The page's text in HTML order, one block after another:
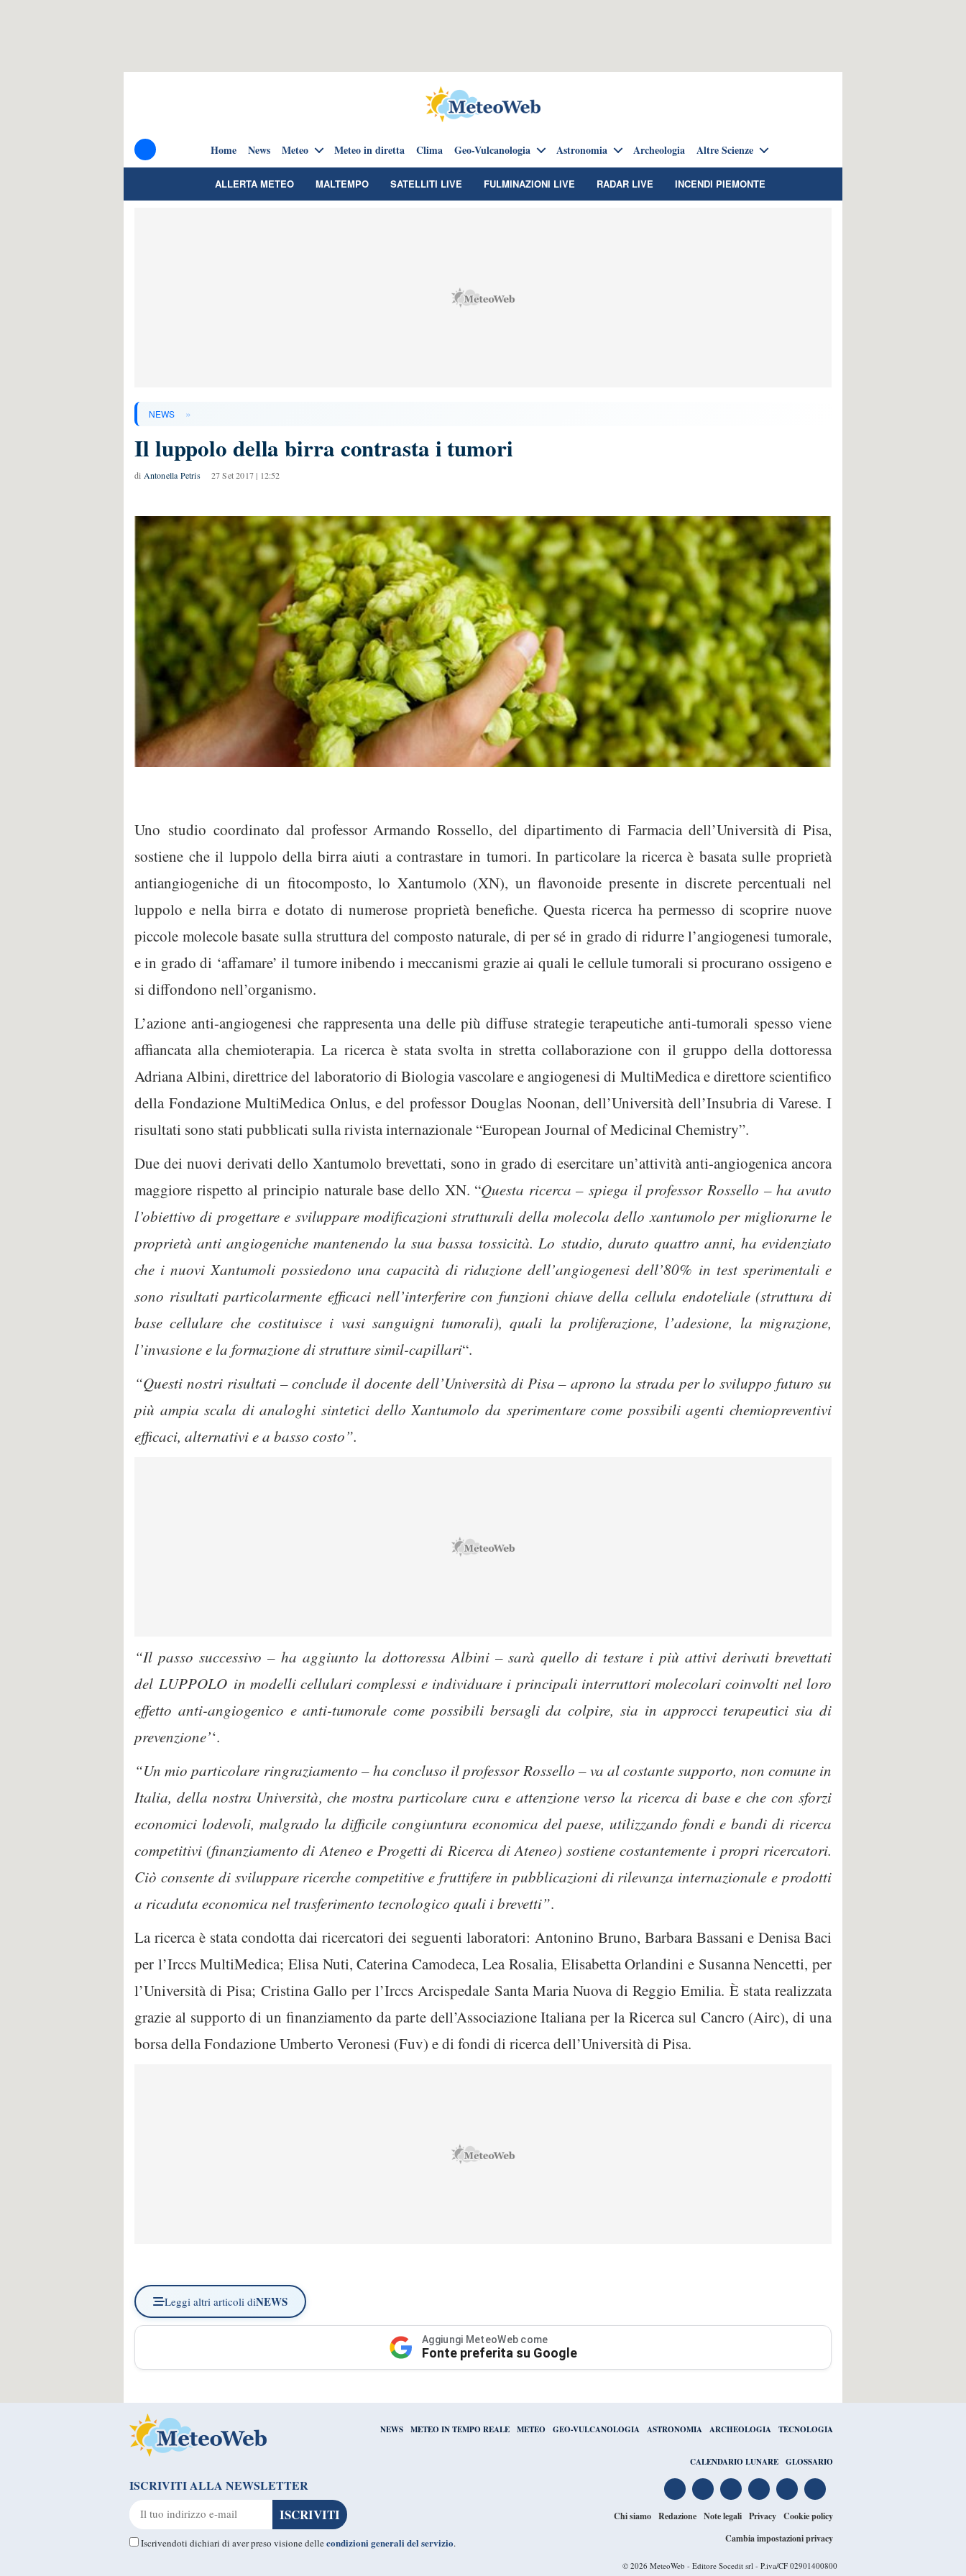
Home News Meteo Meteo in diretta Clima Geo-Vulcanologia Astronomia Archeologia Altre Scienze
ALLERTA METEO MALTEMPO SATELLITI LIVE FULMINAZIONI LIVE RADAR LIVE INCENDI PIEMONTE
NEWS »
Il luppolo della birra contrasta i tumori
di Antonella Petris 27 Set 2017 | 12:52
Uno studio coordinato dal professor Armando Rossello, del dipartimento di Farmacia dell’Università di Pisa,
sostiene che il luppolo della birra aiuti a contrastare in tumori. In particolare la ricerca è basata sulle proprietà
antiangiogeniche di un fitocomposto, lo Xantumolo (XN), un flavonoide presente in discrete percentuali nel
luppolo e nella birra e dotato di numerose proprietà benefiche. Questa ricerca ha permesso di scoprire nuove
piccole molecole basate sulla struttura del composto naturale, di per sé in grado di ridurre l’angiogenesi tumorale,
e in grado di ‘affamare’ il tumore inibendo i meccanismi grazie ai quali le cellule tumorali si procurano ossigeno e
si diffondono nell’organismo.
L’azione anti-angiogenesi che rappresenta una delle più diffuse strategie terapeutiche anti-tumorali spesso viene
affiancata alla chemioterapia. La ricerca è stata svolta in stretta collaborazione con il gruppo della dottoressa
Adriana Albini, direttrice del laboratorio di Biologia vascolare e angiogenesi di MultiMedica e direttore scientifico
della Fondazione MultiMedica Onlus, e del professor Douglas Noonan, dell’Università dell’Insubria di Varese. I
risultati sono stati pubblicati sulla rivista internazionale “European Journal of Medicinal Chemistry”.
Due dei nuovi derivati dello Xantumolo brevettati, sono in grado di esercitare un’attività anti-angiogenica ancora
maggiore rispetto al principio naturale base dello XN. “Questa ricerca – spiega il professor Rossello – ha avuto
l’obiettivo di progettare e sviluppare modificazioni strutturali della molecola dello xantumolo per migliorarne le
proprietà anti angiogeniche mantenendo la sua bassa tossicità. Lo studio, durato quattro anni, ha evidenziato
che i nuovi Xantumoli possiedono una capacità di riduzione dell’angiogenesi dell’80% in test sperimentali e
sono risultati particolarmente efficaci nell’interferire con funzioni chiave della cellula endoteliale (struttura di
base cellulare che costituisce i vasi sanguigni tumorali), quali la proliferazione, l’adesione, la migrazione,
l’invasione e la formazione di strutture simil-capillari“.
“Questi nostri risultati – conclude il docente dell’Università di Pisa – aprono la strada per lo sviluppo futuro su
più ampia scala di analoghi sintetici dello Xantumolo da sperimentare come possibili agenti chemiopreventivi
efficaci, alternativi e a basso costo”.
“Il passo successivo – ha aggiunto la dottoressa Albini – sarà quello di testare i più attivi derivati brevettati
del LUPPOLO in modelli cellulari complessi e individuare i principali interruttori molecolari coinvolti nel loro
effetto anti-angiogenico e anti-tumorale come possibili bersagli da colpire, sia in approcci terapeutici sia di
prevenzione’‘.
“Un mio particolare ringraziamento – ha concluso il professor Rossello – va al costante supporto, non comune in
Italia, della nostra Università, che mostra particolare cura e attenzione verso la ricerca di base e che con sforzi
economici lodevoli, malgrado la difficile congiuntura economica del paese, utilizzando fondi e bandi di ricerca
competitivi (finanziamento di Ateneo e Progetti di Ricerca di Ateneo) sostiene costantemente i propri ricercatori.
Ciò consente di sviluppare ricerche competitive e fruttifere in pubblicazioni di rilevanza internazionale e prodotti
a ricaduta economica nel trasferimento tecnologico quali i brevetti”.
La ricerca è stata condotta dai ricercatori dei seguenti laboratori: Antonino Bruno, Barbara Bassani e Denisa Baci
per l’Irccs MultiMedica; Elisa Nuti, Caterina Camodeca, Lea Rosalia, Elisabetta Orlandini e Susanna Nencetti, per
l’Università di Pisa; Cristina Gallo per l’Irccs Arcispedale Santa Maria Nuova di Reggio Emilia. È stata realizzata
grazie al supporto di un finanziamento da parte dell’Associazione Italiana per la Ricerca sul Cancro (Airc), di una
borsa della Fondazione Umberto Veronesi (Fuv) e di fondi di ricerca dell’Università di Pisa.
Leggi altri articoli diNEWS
Aggiungi MeteoWeb come
Fonte preferita su Google
NEWS METEO IN TEMPO REALE METEO GEO-VULCANOLOGIA ASTRONOMIA ARCHEOLOGIA TECNOLOGIA
CALENDARIO LUNARE GLOSSARIO
ISCRIVITI ALLA NEWSLETTER
Iscrivendoti dichiari di aver preso visione dellecondizioni generali del servizio.
Chi siamo Redazione Note legali Privacy
Cookie policy
Cambia impostazioni privacy
© 2026 MeteoWeb - Editore Socedit srl - P.iva/CF 02901400800